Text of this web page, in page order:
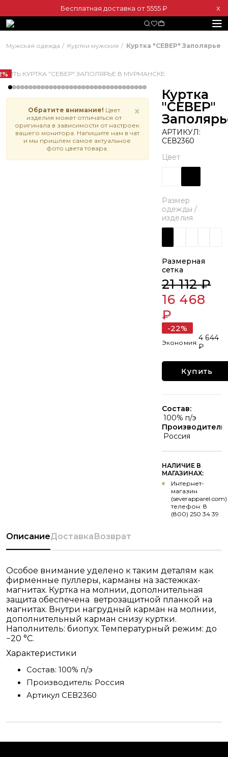
Бесплатная доставка от 5555 ₽ Х
Мужская одежда Куртки мужские Куртка "СЕВЕР" Заполярье
×
Обратите внимание! Цвет
изделия может отличаться от
оригинала в зависимости от настроек
вашего монитора. Напишите нам в чат
и мы пришлем самое актуальное
фото цвета товара.
Куртка
"СЕВЕР"
АРТИКУЛ:
СЕВ2360
Цвет
Размер
одежды /
изделия
Размерная
сетка
16 468
₽
21 112 ₽
4 644
₽
-22%
Купить
Состав:
100% п/э
Производитель:
Россия
НАЛИЧИЕ В
МАГАЗИНАХ:
Интернет-
магазин
(severapparel.com)
телефон: 8
(800) 250 34 39
ОписаниеДоставкаВозврат
Особое внимание уделено к таким деталям как
фирменные пуллеры, карманы на застежках-
магнитах. Куртка на молнии, дополнительная
защита обеспечена ветрозащитной планкой на
магнитах. Внутри нагрудный карман на молнии,
дополнительный карман снизу куртки.
Наполнитель: биопух. Температурный режим: до
−20 °С.
Характеристики
Состав: 100% п/э
Производитель: Россия
Артикул СЕВ2360